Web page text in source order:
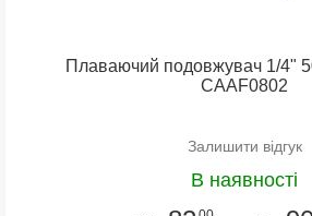
Плаваючий подовжувач 1/4"
CAAF0802
Залишити відгук
В наявності